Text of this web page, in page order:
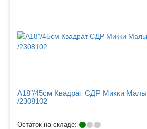
A18"/45см Квадрат СДР Микки
/2308102
Остаток на складе: